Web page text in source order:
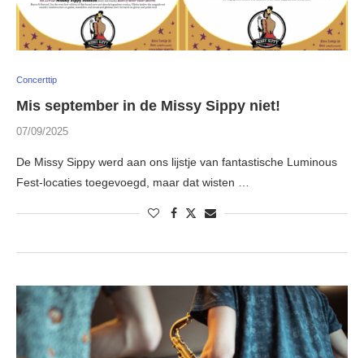
Concerttip
Mis september in de Missy Sippy niet!
07/09/2025
De Missy Sippy werd aan ons lijstje van fantastische Luminous
Fest-locaties toegevoegd, maar dat wisten …